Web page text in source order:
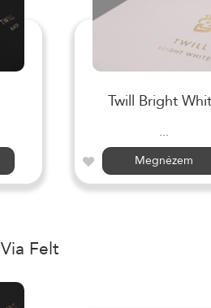
Twill Bright
...
Megnézem
Via Felt